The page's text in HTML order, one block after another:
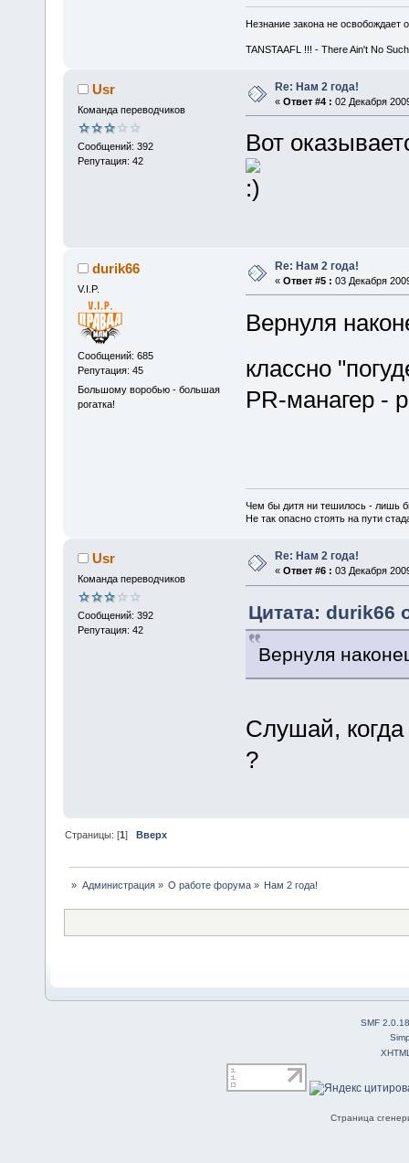
Незнание закона не освобождает
TANSTAAFL !!! - There Ain't No
Usr
Команда переводчиков
Сообщений: 392
Репутация: 42
Re: Нам 2 года!
« Ответ #4 : 02 Декабря
Вот
durik66
V.I.P.
Сообщений: 685
Репутация: 45
Большому воробью - большая
рогатка!
Re: Нам 2 года!
« Ответ #5 : 03 Декабря
Вернуля
классно
PR-манагер -
Чем бы дитя ни тешилось - лишь
Не так опасно стоять на пути
Usr
Команда переводчиков
Сообщений: 392
Репутация: 42
Re: Нам 2 года!
« Ответ #6 : 03 Декабря
Цитата: durik66
Вернуля
Слушай, когда
?
Страницы: [1] Вверх
» Администрация» О работе форума» Нам 2 года!
SMF 2.0.18
Страница